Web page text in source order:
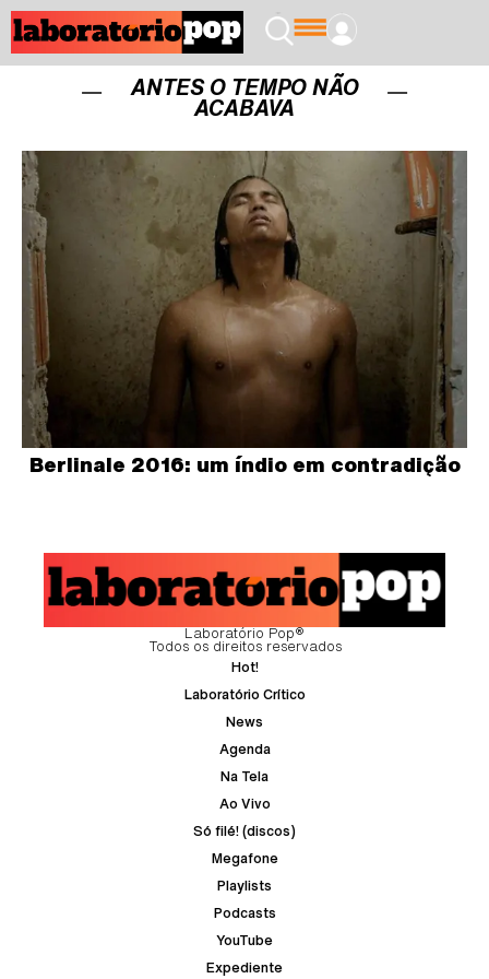
ANTES O TEMPO NÃO
ACABAVA
Berlinale 2016: um índio em contradição
Laboratório Pop®
Todos os direitos reservados
Hot!
Laboratório Crítico
News
Agenda
Na Tela
Ao Vivo
Só filé! (discos)
Megafone
Playlists
Podcasts
YouTube
Expediente